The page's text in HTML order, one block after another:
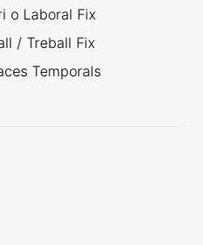
o Laboral Fix
/ Treball Fix
Temporals